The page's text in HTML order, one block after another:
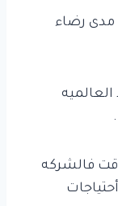
مدى رضاء
فالشركه
أحتياجات